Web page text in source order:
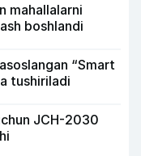
mahallalarni
boshlandi
“Smart
tushiriladi
JCH-2030